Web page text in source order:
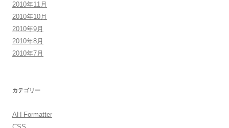
2010年11月
2010年10月
2010年9月
2010年8月
2010年7月
カテゴリー
AH Formatter